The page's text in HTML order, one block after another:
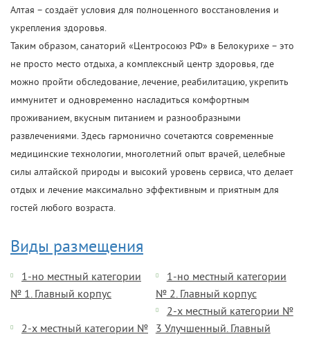
Алтая – создаёт условия для полноценного восстановления и
укрепления здоровья.
Таким образом, санаторий «Центросоюз РФ» в Белокурихе – это
не просто место отдыха, а комплексный центр здоровья, где
можно пройти обследование, лечение, реабилитацию, укрепить
иммунитет и одновременно насладиться комфортным
проживанием, вкусным питанием и разнообразными
развлечениями. Здесь гармонично сочетаются современные
медицинские технологии, многолетний опыт врачей, целебные
силы алтайской природы и высокий уровень сервиса, что делает
отдых и лечение максимально эффективным и приятным для
гостей любого возраста.
Виды размещения
1-но местный категории
№ 1. Главный корпус
1-но местный категории
№ 2. Главный корпус
2-х местный категории №
2-х местный категории №
3 Улучшенный. Главный